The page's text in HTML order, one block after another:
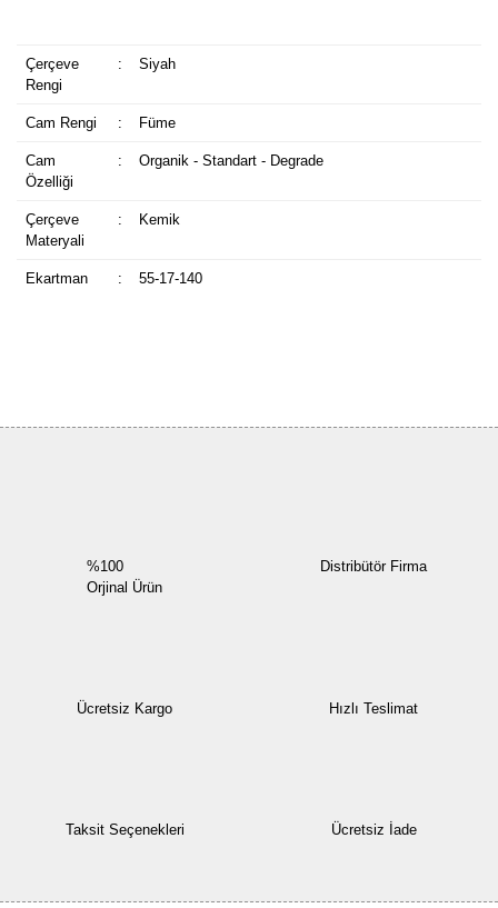
Çerçeve
Rengi
: Siyah
Cam Rengi : Füme
Cam
Özelliği
: Organik - Standart - Degrade
Çerçeve
Materyali
: Kemik
Ekartman : 55-17-140
%100
Orjinal Ürün
Distribütör Firma
Ücretsiz Kargo Hızlı Teslimat
Taksit Seçenekleri Ücretsiz İade